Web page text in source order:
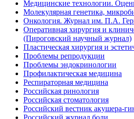
Медицинские технологии.
Молекулярная генетика,
Онкология. Журнал им. П.А.
Оперативная хирургия и
(Пироговский научный журнал)
Пластическая хирургия и
Проблемы репродукции
Проблемы эндокринологии
Профилактическая медицина
Респираторная медицина
Российская ринология
Российская стоматология
Российский вестник акушера-
Российский журнал боли